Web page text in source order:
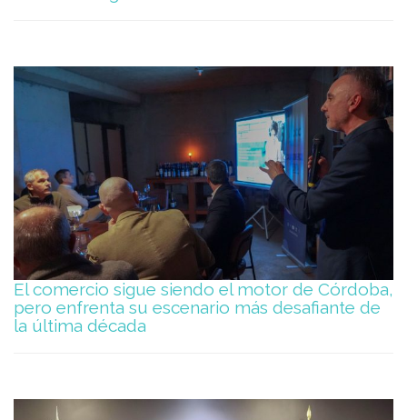
El comercio sigue siendo el motor de Córdoba,
pero enfrenta su escenario más desafiante de
la última década